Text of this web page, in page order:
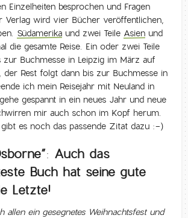
Einzelheiten besprochen und Fragen
Verlag wird vier Bücher veröffentlichen,
Südamerika und zwei Teile Asien und
die gesamte Reise. Ein oder zwei Teile
zur Buchmesse in Leipzig im März auf
der Rest folgt dann bis zur Buchmesse in
ich mein Reisejahr mit Neuland in
gespannt in ein neues Jahr und neue
mir auch schon im Kopf herum.
es noch das passende Zitat dazu :-)
Auch das
Buch hat seine gute
Letzte!
allen ein gesegnetes Weihnachtsfest und